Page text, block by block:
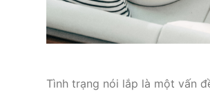
Tình trạng nói lắp là một vấn